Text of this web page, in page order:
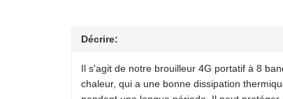
Décrire:
Il s'agit de notre brouilleur 4G portatif à 8
chaleur, qui a une bonne dissipation